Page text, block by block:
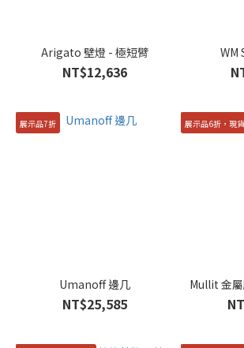
Arigato 壁燈 - 極短臂
NT$12,636
WM
展示品7折
Umanoff 邊几
NT$25,585
展示品6折，現
Mullit 金